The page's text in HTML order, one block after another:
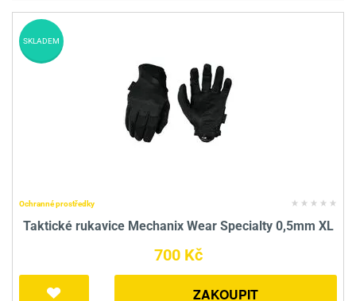
Ochranné prostředky
Taktické rukavice Mechanix Wear Specialty 0,5mm XL
700 Kč
ZAKOUPIT
SKLADEM